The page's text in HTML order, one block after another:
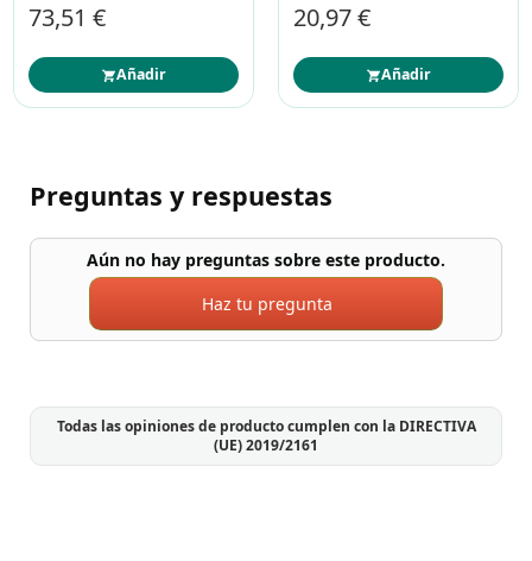
73,51 €
Añadir
20,97 €
Añadir
Preguntas y respuestas
Aún no hay preguntas sobre este producto.
Haz tu pregunta
Todas las opiniones de producto cumplen con la DIRECTIVA
(UE) 2019/2161